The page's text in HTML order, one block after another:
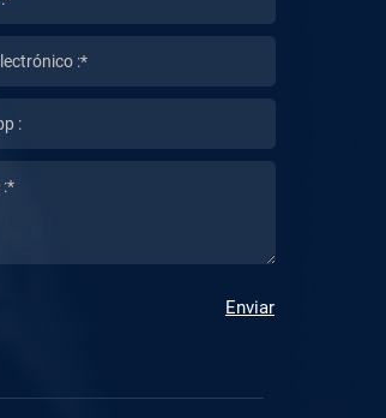
Enviar